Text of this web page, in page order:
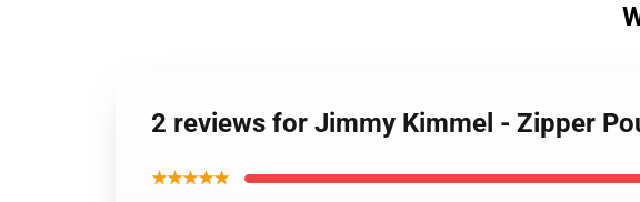
2 reviews for Jimmy Kimmel - Zipper
★★★★★